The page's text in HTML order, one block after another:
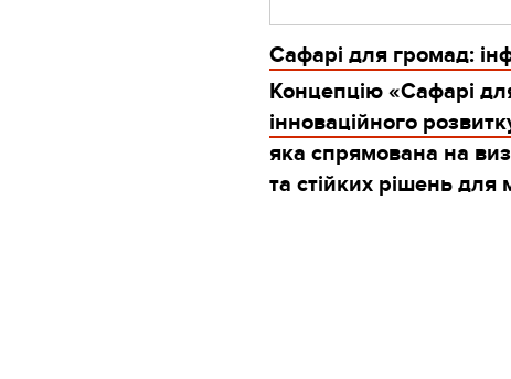
Сафарі для громад:
Концепцію «Сафарі
інноваційного
яка спрямована на
та стійких рішень для